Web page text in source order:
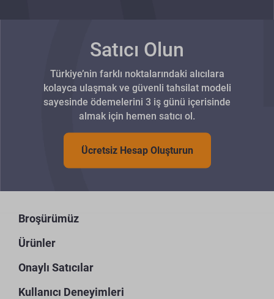
Satıcı Olun
Türkiye’nin farklı noktalarındaki alıcılara
kolayca ulaşmak ve güvenli tahsilat modeli
sayesinde ödemelerini 3 iş günü içerisinde
almak için hemen satıcı ol.
Ücretsiz Hesap Oluşturun
Broşürümüz
Ürünler
Onaylı Satıcılar
Kullanıcı Deneyimleri